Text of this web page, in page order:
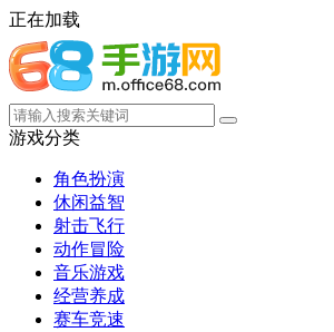
正在加载
游戏分类
角色扮演
休闲益智
射击飞行
动作冒险
音乐游戏
经营养成
赛车竞速